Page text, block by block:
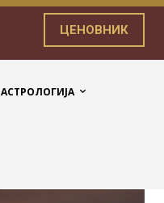
ЦЕНОВНИК
АСТРОЛОГИЈА